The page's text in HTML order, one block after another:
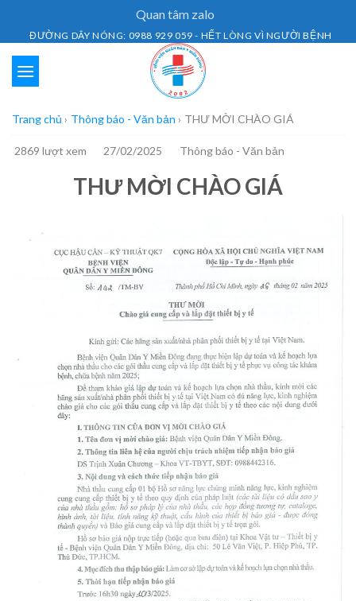
Quan tâm zalo
ĐƯỜNG DÂY NÓNG: 0988 929 059 - HẾT LÒNG VÌ NGƯỜI BỆNH
Trang chủ › Thông báo - Văn bản › THƯ MỜI CHÀO GIÁ
2869 lượt xem 27/02/2025 Thông báo - Văn bản
THƯ MỜI CHÀO GIÁ